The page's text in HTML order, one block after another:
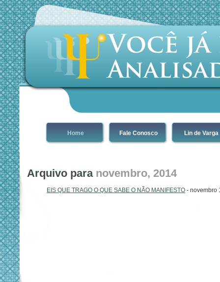
Home Fale Conosco Lin de Varga
Arquivo para novembro, 2014
EIS QUE TRAGO O QUE SABE O NÃO MANIFESTO - novembro